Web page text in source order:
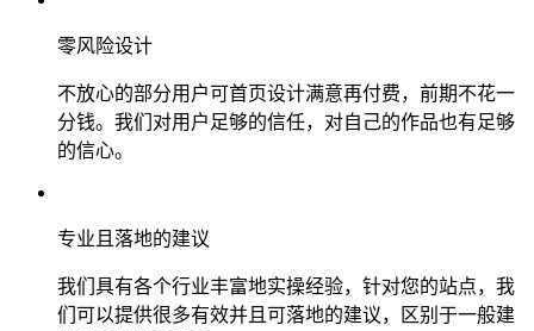
零风险设计
不放心的部分用户可首页设计满意再付费，前期不花一
分钱。我们对用户足够的信任，对自己的作品也有足够
的信心。
专业且落地的建议
我们具有各个行业丰富地实操经验，针对您的站点，我
们可以提供很多有效并且可落地的建议，区别于一般建